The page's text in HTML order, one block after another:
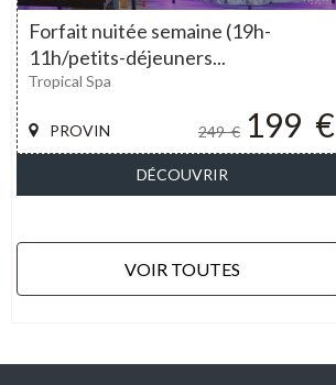
Forfait nuitée semaine (19h-
11h/petits-déjeuners...
249€ 199 €
PROVIN
Tropical Spa
DÉCOUVRIR
VOIR TOUTES